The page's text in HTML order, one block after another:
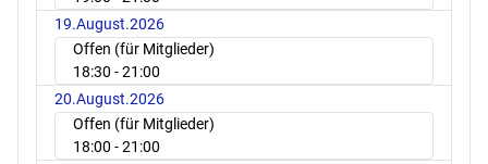
19.August.2026
Offen (für Mitglieder)
18:30 - 21:00
20.August.2026
Offen (für Mitglieder)
18:00 - 21:00